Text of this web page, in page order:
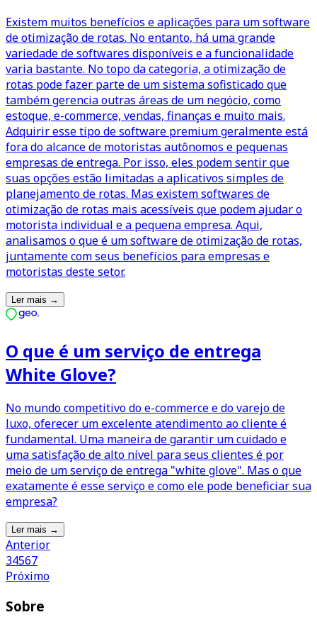
Existem muitos benefícios e aplicações para um software
de otimização de rotas. No entanto, há uma grande
variedade de softwares disponíveis e a funcionalidade
varia bastante. No topo da categoria, a otimização de
rotas pode fazer parte de um sistema sofisticado que
também gerencia outras áreas de um negócio, como
estoque, e-commerce, vendas, finanças e muito mais.
Adquirir esse tipo de software premium geralmente está
fora do alcance de motoristas autônomos e pequenas
empresas de entrega. Por isso, eles podem sentir que
suas opções estão limitadas a aplicativos simples de
planejamento de rotas. Mas existem softwares de
otimização de rotas mais acessíveis que podem ajudar o
motorista individual e a pequena empresa. Aqui,
analisamos o que é um software de otimização de rotas,
juntamente com seus benefícios para empresas e
motoristas deste setor.
Ler mais →
O que é um serviço de entrega
White Glove?
No mundo competitivo do e-commerce e do varejo de
luxo, oferecer um excelente atendimento ao cliente é
fundamental. Uma maneira de garantir um cuidado e
uma satisfação de alto nível para seus clientes é por
meio de um serviço de entrega "white glove". Mas o que
exatamente é esse serviço e como ele pode beneficiar sua
empresa?
Ler mais →
Anterior
34567
Próximo
Sobre